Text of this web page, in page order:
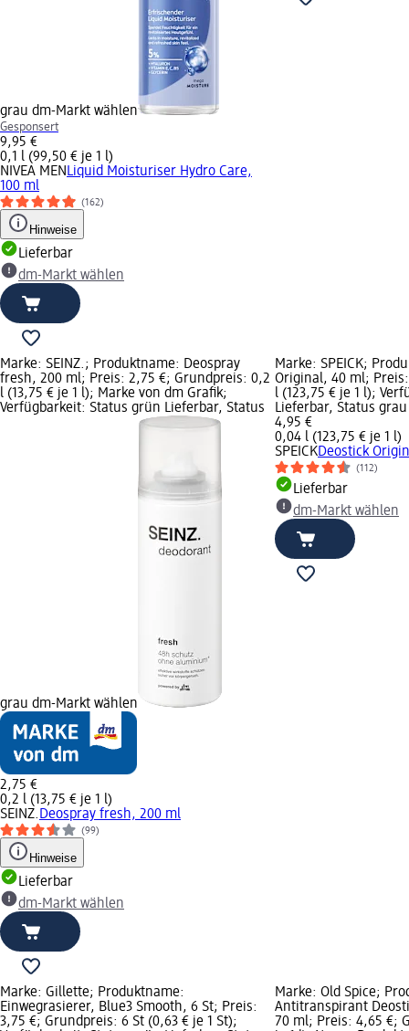
grau dm-Markt wählen
Gesponsert
9,95 €
0,1 l (99,50 € je 1 l)
NIVEA MEN Liquid Moisturiser Hydro Care,
100 ml
(162)
Hinweise
Lieferbar
dm-Markt wählen
Marke: SEINZ.; Produktname: Deospray
fresh, 200 ml; Preis: 2,75 €; Grundpreis: 0,2
l (13,75 € je 1 l); Marke von dm Grafik;
Verfügbarkeit: Status grün Lieferbar, Status
grau dm-Markt wählen
2,75 €
0,2 l (13,75 € je 1 l)
SEINZ. Deospray fresh, 200 ml
(99)
Hinweise
Lieferbar
dm-Markt wählen
Marke: SPEICK;
Original, 40 ml;
l (123,75 € je 1 l);
Lieferbar, Status
4,95 €
0,04 l (123,75 € je 1 l)
SPEICKDeostick
(112)
Lieferbar
dm-Markt wählen
Marke: Gillette; Produktname:
Einwegrasierer, Blue3 Smooth, 6 St; Preis:
3,75 €; Grundpreis: 6 St (0,63 € je 1 St);
Marke: Old Spice;
Antitranspirant
70 ml; Preis: 4,65 €;